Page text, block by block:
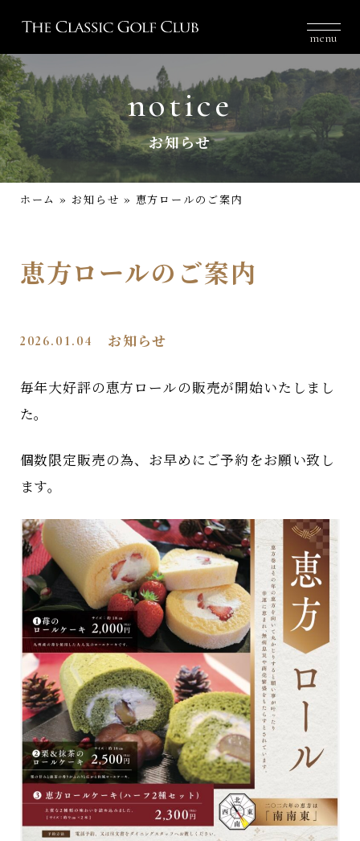
menu
notice
お知らせ
ホーム » お知らせ » 恵方ロールのご案内
恵方ロールのご案内
2026.01.04 お知らせ
毎年大好評の恵方ロールの販売が開始いたしまし
た。
個数限定販売の為、お早めにご予約をお願い致し
ます。